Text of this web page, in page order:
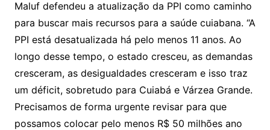
Maluf defendeu a atualização da PPI como caminho
para buscar mais recursos para a saúde cuiabana. “A
PPI está desatualizada há pelo menos 11 anos. Ao
longo desse tempo, o estado cresceu, as demandas
cresceram, as desigualdades cresceram e isso traz
um déficit, sobretudo para Cuiabá e Várzea Grande.
Precisamos de forma urgente revisar para que
possamos colocar pelo menos R$ 50 milhões ano